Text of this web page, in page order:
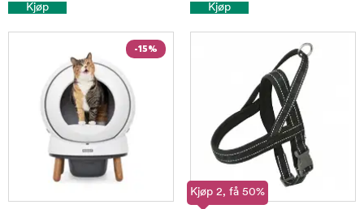
Kjøp Kjøp
-15%
Kjøp 2, få 50%